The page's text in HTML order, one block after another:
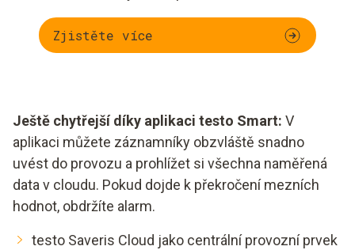
Zjistěte více
Ještě chytřejší díky aplikaci testo Smart: V
aplikaci můžete záznamníky obzvláště snadno
uvést do provozu a prohlížet si všechna naměřená
data v cloudu. Pokud dojde k překročení mezních
hodnot, obdržíte alarm.
testo Saveris Cloud jako centrální provozní prvek